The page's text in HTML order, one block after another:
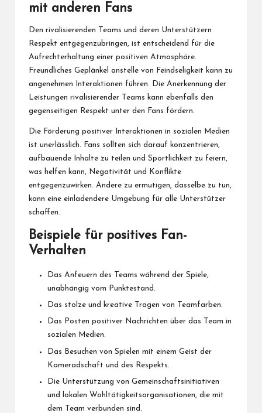
mit anderen Fans
Den rivalisierenden Teams und deren Unterstützern
Respekt entgegenzubringen, ist entscheidend für die
Aufrechterhaltung einer positiven Atmosphäre.
Freundliches Geplänkel anstelle von Feindseligkeit kann zu
angenehmen Interaktionen führen. Die Anerkennung der
Leistungen rivalisierender Teams kann ebenfalls den
gegenseitigen Respekt unter den Fans fördern.
Die Förderung positiver Interaktionen in sozialen Medien
ist unerlässlich. Fans sollten sich darauf konzentrieren,
aufbauende Inhalte zu teilen und Sportlichkeit zu feiern,
was helfen kann, Negativität und Konflikte
entgegenzuwirken. Andere zu ermutigen, dasselbe zu tun,
kann eine einladendere Umgebung für alle Unterstützer
schaffen.
Beispiele für positives Fan-
Verhalten
Das Anfeuern des Teams während der Spiele,
unabhängig vom Punktestand.
Das stolze und kreative Tragen von Teamfarben.
Das Posten positiver Nachrichten über das Team in
sozialen Medien.
Das Besuchen von Spielen mit einem Geist der
Kameradschaft und des Respekts.
Die Unterstützung von Gemeinschaftsinitiativen
und lokalen Wohltätigkeitsorganisationen, die mit
dem Team verbunden sind.